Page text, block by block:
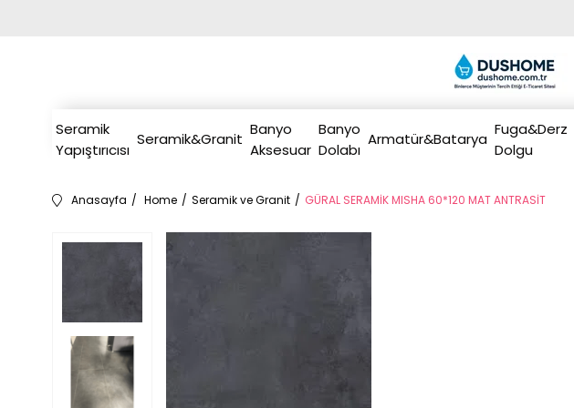
Seramik
Yapıştırıcısı
Seramik&Granit
Banyo
Aksesuar
Banyo
Dolabı
Armatür&Batarya
Fuga&Derz
Dolgu
Anasayfa Home Seramik ve Granit GÜRAL SERAMİK MISHA 60*120 MAT ANTRASİT